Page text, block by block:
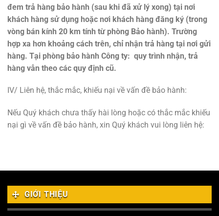
đem trả hàng bảo hành (sau khi đã xử lý xong) tại nơi
khách hàng sử dụng hoặc nơi khách hàng đăng ký (trong
vòng bán kính 20 km tính từ phòng Bảo hành). Trường
hợp xa hơn khoảng cách trên, chỉ nhận trả hàng tại nơi gửi
hàng. Tại phòng bảo hành Công ty: quy trình nhận, trả
hàng vẫn theo các quy định cũ.
IV/ Liên hệ, thắc mắc, khiếu nại về vấn đề bảo hành:
Nếu Quý khách chưa thấy hài lòng hoặc có thắc mắc khiếu
nại gì về vấn đề bảo hành, xin Quý khách vui lòng liên hệ:
GIỚI THIỆU